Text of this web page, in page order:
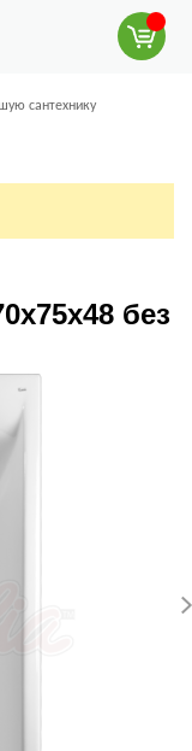
сантехнику
без